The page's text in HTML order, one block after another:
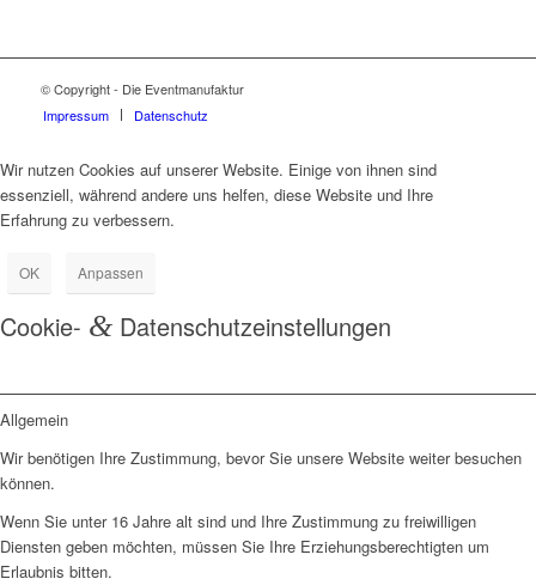
© Copyright - Die Eventmanufaktur
Impressum
Datenschutz
Wir nutzen Cookies auf unserer Website. Einige von ihnen sind
essenziell, während andere uns helfen, diese Website und Ihre
Erfahrung zu verbessern.
OK Anpassen
Cookie- & Datenschutzeinstellungen
Allgemein
Wir benötigen Ihre Zustimmung, bevor Sie unsere Website weiter besuchen
können.
Wenn Sie unter 16 Jahre alt sind und Ihre Zustimmung zu freiwilligen
Diensten geben möchten, müssen Sie Ihre Erziehungsberechtigten um
Erlaubnis bitten.